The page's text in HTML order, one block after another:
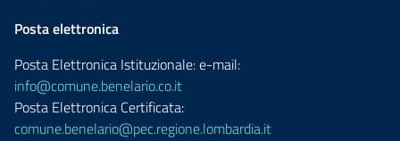
Posta elettronica
Posta Elettronica Istituzionale: e-mail:
info@comune.benelario.co.it
Posta Elettronica Certificata:
comune.benelario@pec.regione.lombardia.it